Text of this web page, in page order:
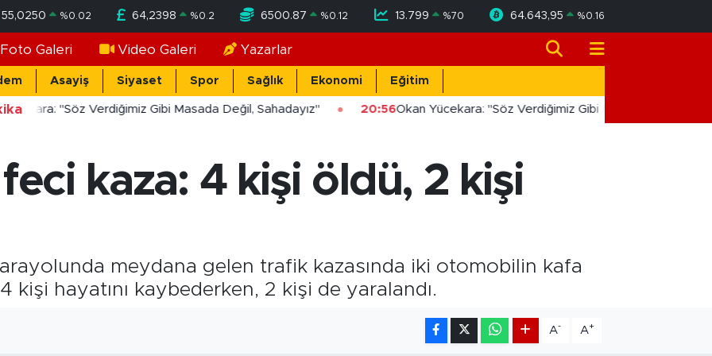
55,0250 %0.02 64,2398 %0.2 6500.87 %0.12 13.799 %70 64.643,95 %0.16
Foto Galeri Video Galeri Yazarlar
Asayiş Siyaset Spor Sağlık Ekonomi Eğitim
"Söz Verdiğimiz Gibi Masada Değil, Sahadayız" 20:56Okan Yücekara: "Söz Verdiğimiz Gibi Masada Değil,
feci kaza: 4 kişi öldü, 2 kişi
meydana gelen trafik kazasında iki otomobilin kafa
kişi hayatını kaybederken, 2 kişi de yaralandı.
A- A+